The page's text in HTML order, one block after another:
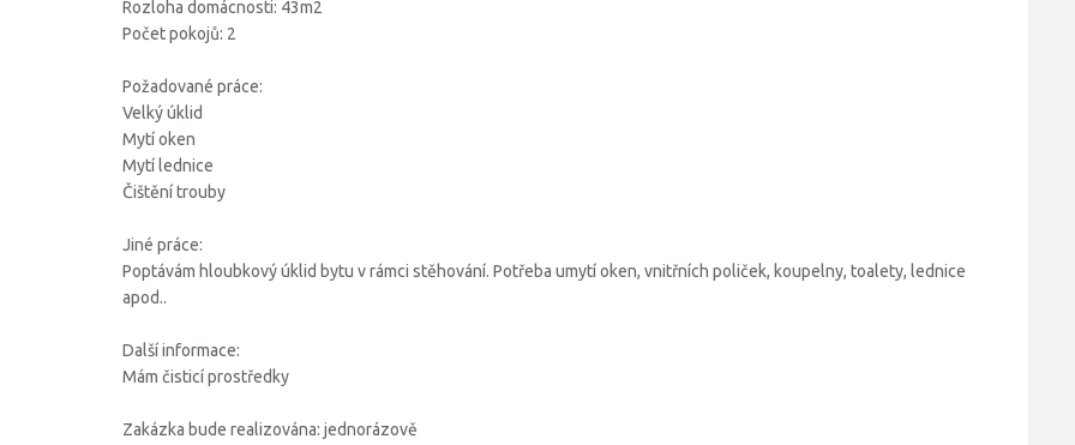
Rozloha domácnosti: 43m2
Počet pokojů: 2
Požadované práce:
Velký úklid
Mytí oken
Mytí lednice
Čištění trouby
Jiné práce:
Poptávám hloubkový úklid bytu v rámci stěhování. Potřeba umytí oken, vnitřních poliček, koupelny, toalety, lednice
apod..
Další informace:
Mám čisticí prostředky
Zakázka bude realizována: jednorázově